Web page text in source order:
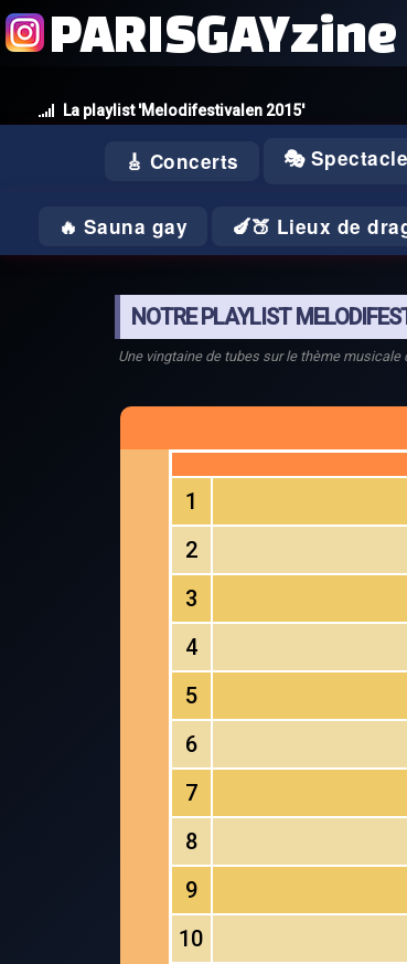
La playlist 'Melodifestivalen 2015'
PARISGAYzine
🎸 Concerts 🎭
🔥 Sauna gay 🍆🍑 Lieux de
NOTRE PLAYLIST
Une vingtaine de tubes sur le thème musicale
1
2
3
4
5
6
7
8
9
10